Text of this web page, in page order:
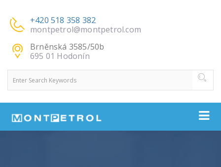
+420 518 358 382
montpetrol@montpetrol.com
Brněnská 3585/50b
695 01 Hodonín